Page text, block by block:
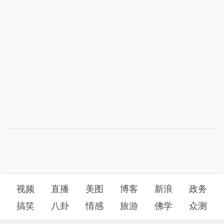
视频 直播 美图 博客 新浪
政务
搞笑
八卦 情感 旅游 佛学 众测